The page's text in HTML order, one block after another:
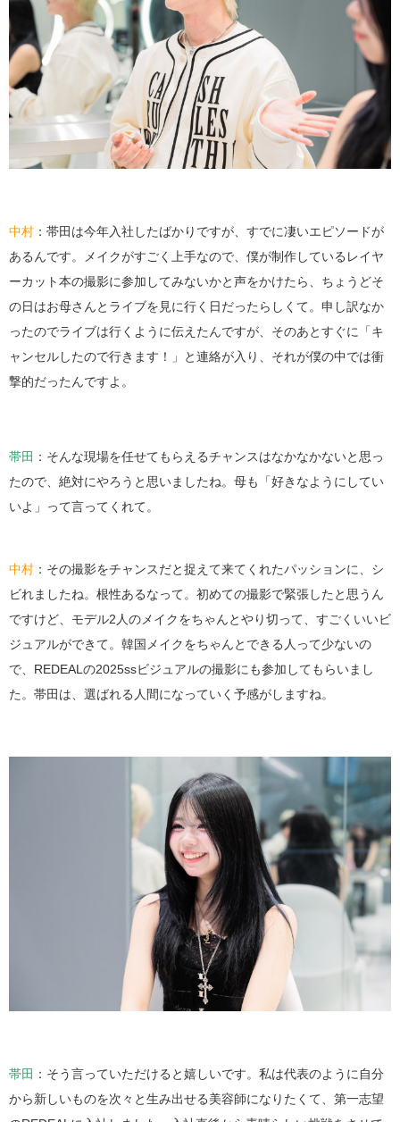
中村 ：帯田は今年入社したばかりですが、すでに凄いエピソードが
あるんです。メイクがすごく上手なので、僕が制作しているレイヤ
ーカット本の撮影に参加してみないかと声をかけたら、ちょうどそ
の日はお母さんとライブを見に行く日だったらしくて。申し訳なか
ったのでライブは行くように伝えたんですが、そのあとすぐに「キ
ャンセルしたので行きます！」と連絡が入り、それが僕の中では衝
撃的だったんですよ。
帯田 ：そんな現場を任せてもらえるチャンスはなかなかないと思っ
たので、絶対にやろうと思いましたね。母も「好きなようにしてい
いよ」って言ってくれて。
中村 ：その撮影をチャンスだと捉えて来てくれたパッションに、シ
ビれましたね。根性あるなって。初めての撮影で緊張したと思うん
ですけど、モデル2人のメイクをちゃんとやり切って、すごくいいビ
ジュアルができて。韓国メイクをちゃんとできる人って少ないの
で、REDEALの2025ssビジュアルの撮影にも参加してもらいまし
た。帯田は、選ばれる人間になっていく予感がしますね。
帯田 ：そう言っていただけると嬉しいです。私は代表のように自分
から新しいものを次々と生み出せる美容師になりたくて、第一志望